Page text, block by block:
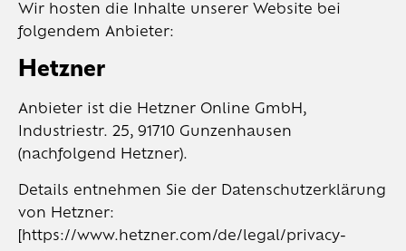
Wir hosten die Inhalte unserer Website bei
folgendem Anbieter:
Hetzner
Anbieter ist die Hetzner Online GmbH,
Industriestr. 25, 91710 Gunzenhausen
(nachfolgend Hetzner).
Details entnehmen Sie der Datenschutzerklärung
von Hetzner:
[https://www.hetzner.com/de/legal/privacy-